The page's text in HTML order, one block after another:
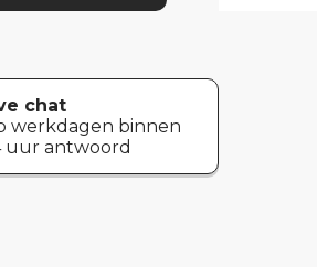
chat
werkdagen binnen
uur antwoord